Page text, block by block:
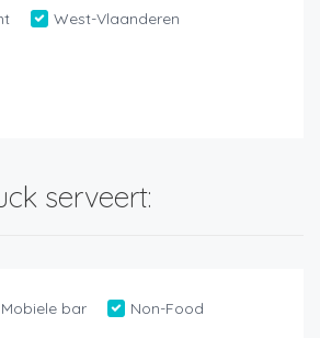
West-Vlaanderen
serveert:
Mobiele bar Non-Food